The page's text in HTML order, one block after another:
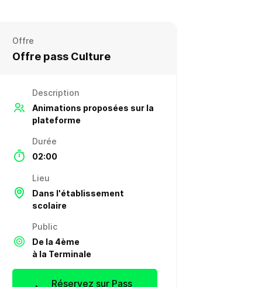
Offre
Offre pass Culture
Description
Animations proposées sur la
plateforme
Durée
02:00
Lieu
Dans l'établissement
scolaire
Public
De la 4ème
à la Terminale
Réservez sur Pass